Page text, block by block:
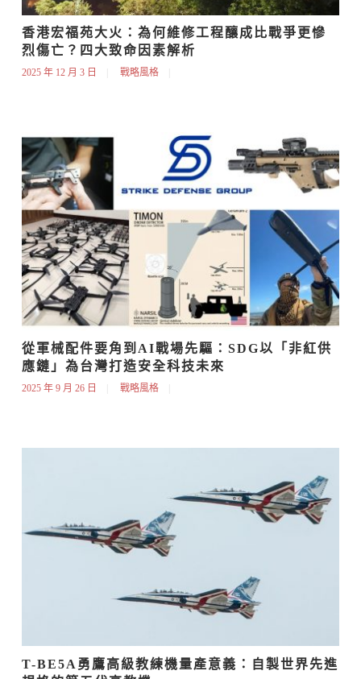
香港宏福苑大火：為何維修工程釀成比戰爭更慘
烈傷亡？四大致命因素解析
2025 年 12 月 3 日 戰略風格
從軍械配件要角到AI戰場先驅：SDG以「非紅供
應鏈」為台灣打造安全科技未來
2025 年 9 月 26 日 戰略風格
T-BE5A勇鷹高級教練機量產意義：自製世界先進